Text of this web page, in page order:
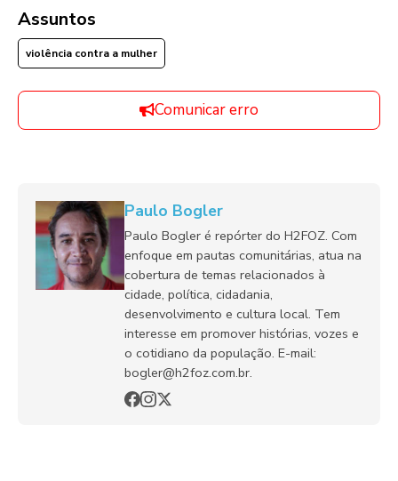
Assuntos
violência contra a mulher
Comunicar erro
Paulo Bogler
Paulo Bogler é repórter do H2FOZ. Com
enfoque em pautas comunitárias, atua na
cobertura de temas relacionados à
cidade, política, cidadania,
desenvolvimento e cultura local. Tem
interesse em promover histórias, vozes e
o cotidiano da população. E-mail:
bogler@h2foz.com.br.